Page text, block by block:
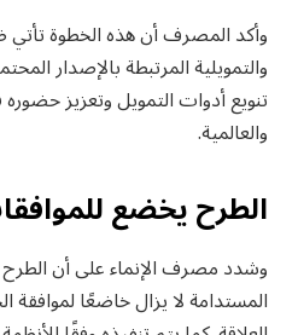
وأكد المصرف أن هذه الخطوة تأتي
والتمويلية المرتبطة بالإصدار
تنويع أدوات التمويل وتعزيز
والعالمية.
الطرح يخضع
وشدد مصرف الإنماء على أن
المستدامة لا يزال خاضعًا لموافقة